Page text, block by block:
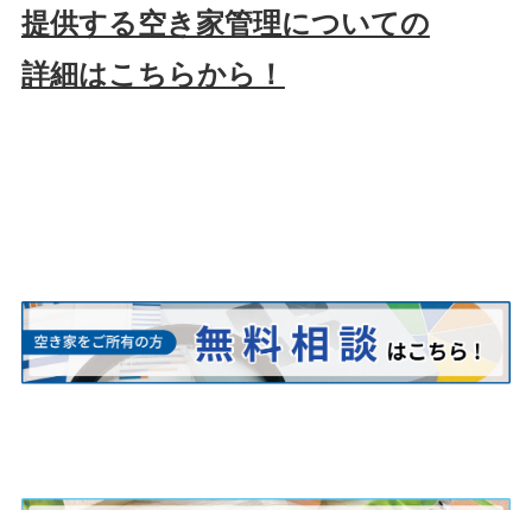
提供する空き家管理についての
詳細はこちらから！